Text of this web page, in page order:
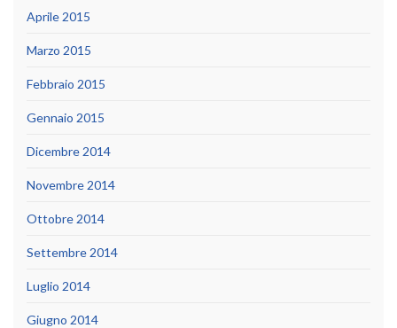
Aprile 2015
Marzo 2015
Febbraio 2015
Gennaio 2015
Dicembre 2014
Novembre 2014
Ottobre 2014
Settembre 2014
Luglio 2014
Giugno 2014